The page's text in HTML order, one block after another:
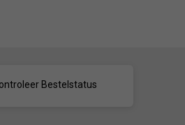
Bestelstatus